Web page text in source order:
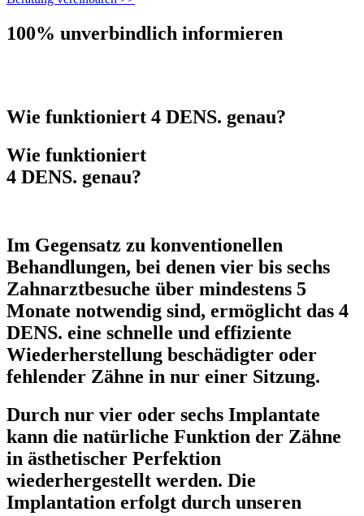
100% unverbindlich informieren
Wie funktioniert 4 DENS. genau?
Wie funktioniert
4 DENS. genau?
Im Gegensatz zu konventionellen
Behandlungen, bei denen vier bis sechs
Zahnarztbesuche über mindestens 5
Monate notwendig sind, ermöglicht das 4
DENS. eine schnelle und effiziente
Wiederherstellung beschädigter oder
fehlender Zähne in nur einer Sitzung.
Durch nur vier oder sechs Implantate
kann die natürliche Funktion der Zähne
in ästhetischer Perfektion
wiederhergestellt werden. Die
Implantation erfolgt durch unseren